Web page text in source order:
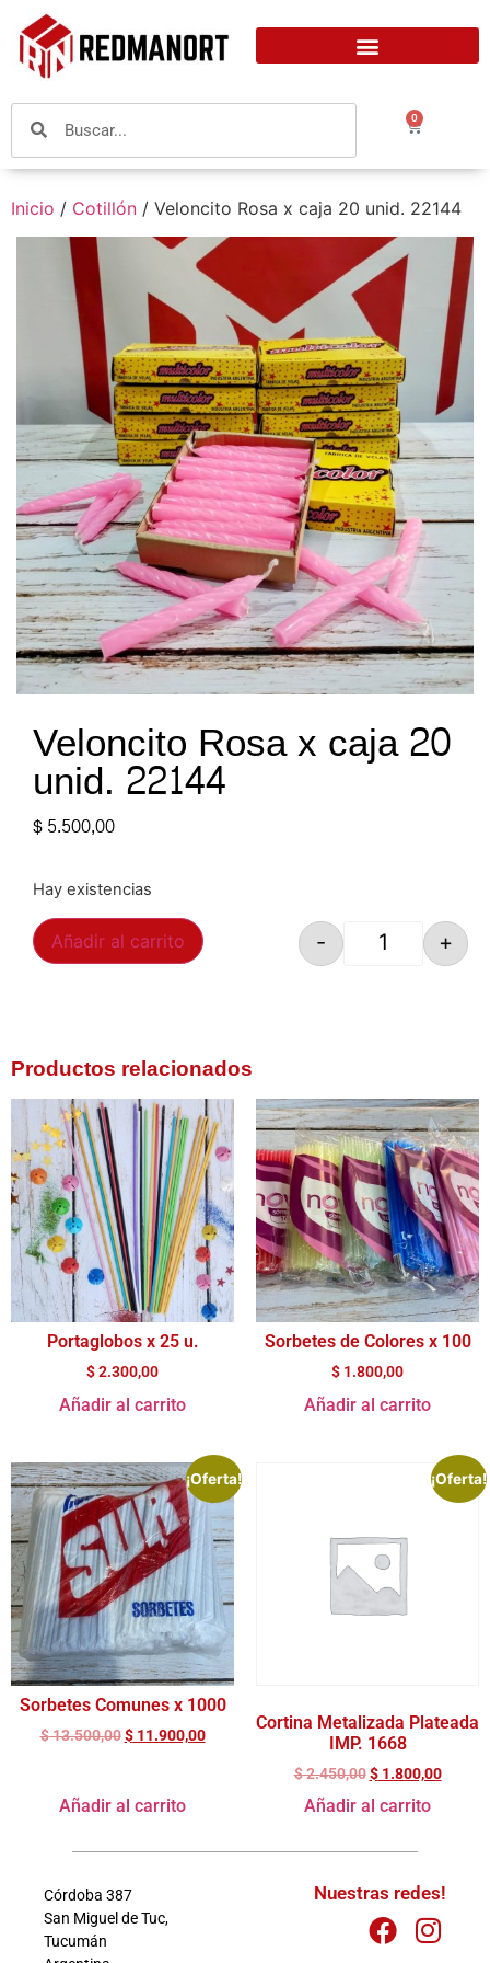
0
Inicio / Cotillón / Veloncito Rosa x caja 20 unid. 22144
Veloncito Rosa x caja 20
unid. 22144
$5.500,00
Hay existencias
- +
Añadir al carrito
Productos relacionados
Portaglobos x 25 u.
$2.300,00
Añadir al carrito
Sorbetes de Colores x 100
$ 1.800,00
Añadir al carrito
¡Oferta!
Sorbetes Comunes x 1000
$13.500,00 $11.900,00
Añadir al carrito
¡Oferta!
Cortina Metalizada Plateada
IMP. 1668
$2.450,00 $1.800,00
Añadir al carrito
Córdoba 387
San Miguel de Tuc,
Tucumán
Nuestras redes!